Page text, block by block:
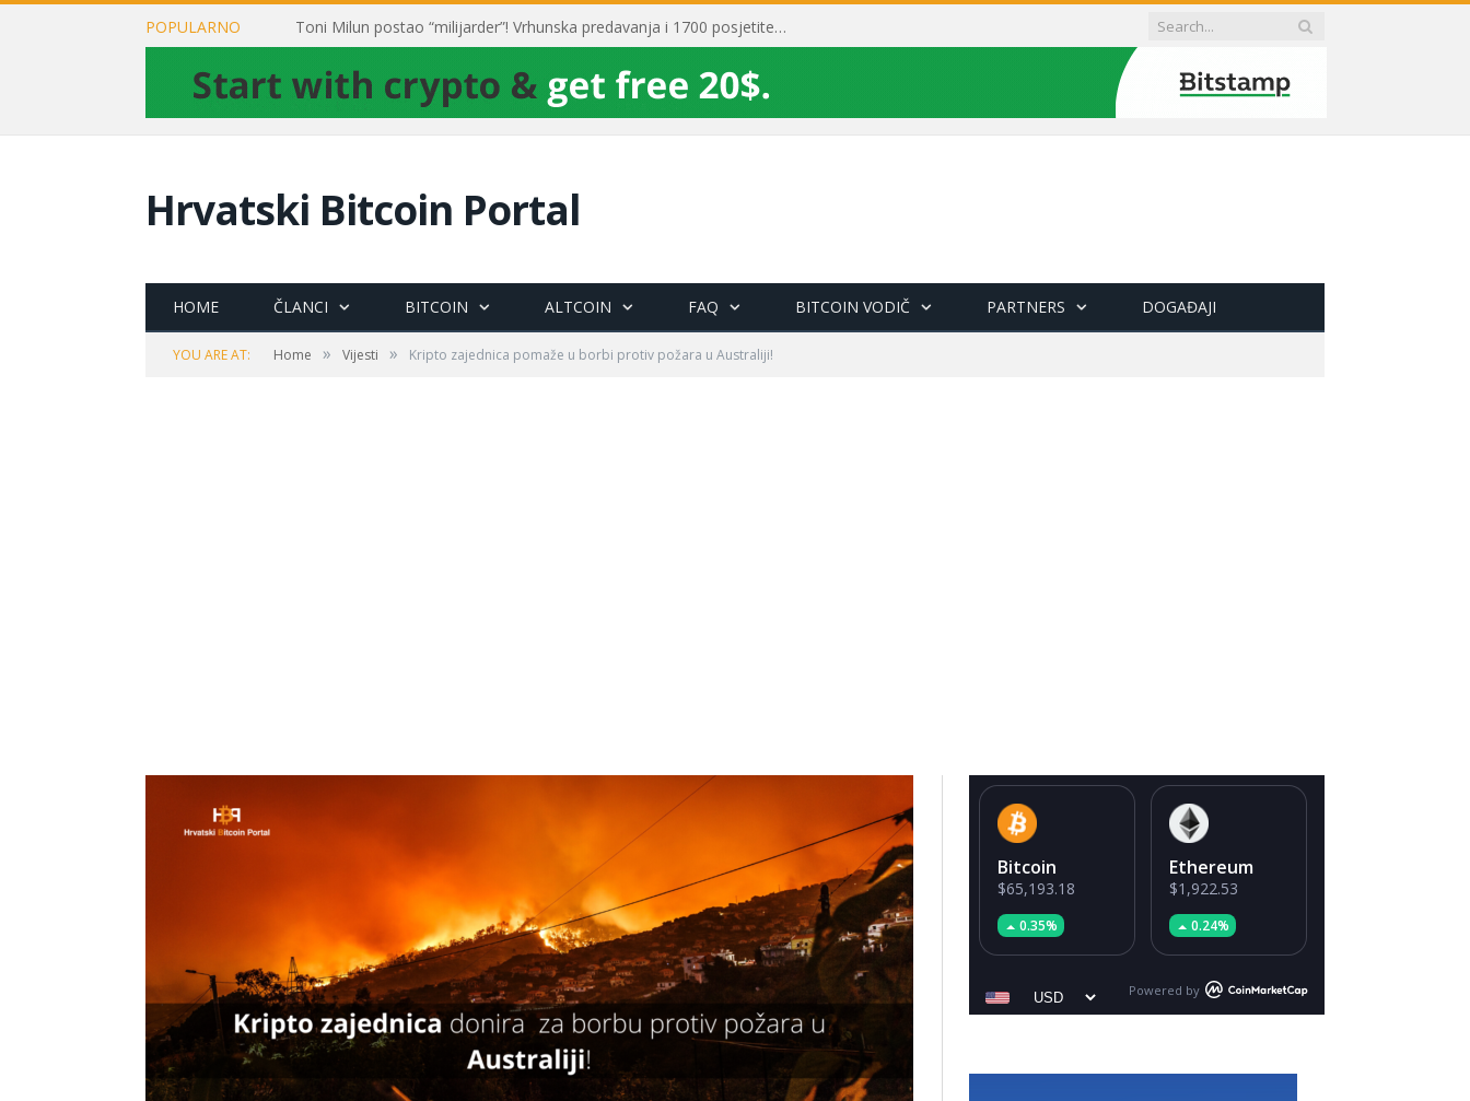
POPULARNO Toni Milun postao “milijarder”! Vrhunska predavanja i 1700 posjetitelja obilježili su mjesec financijske pismenosti
Hrvatski Bitcoin Portal
HOME ČLANCI BITCOIN ALTCOIN FAQ BITCOIN VODIČ PARTNERS DOGAĐAJI
YOU ARE AT: Home » Vijesti » Kripto zajednica pomaže u borbi protiv požara u Australiji!
Bitcoin
$65,193.18
0.35%
Ethereum
$1,922.53
0.24%
Powered by